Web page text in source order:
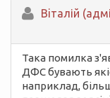
Вiталій
Така помилка
ДФС бувають
наприклад,